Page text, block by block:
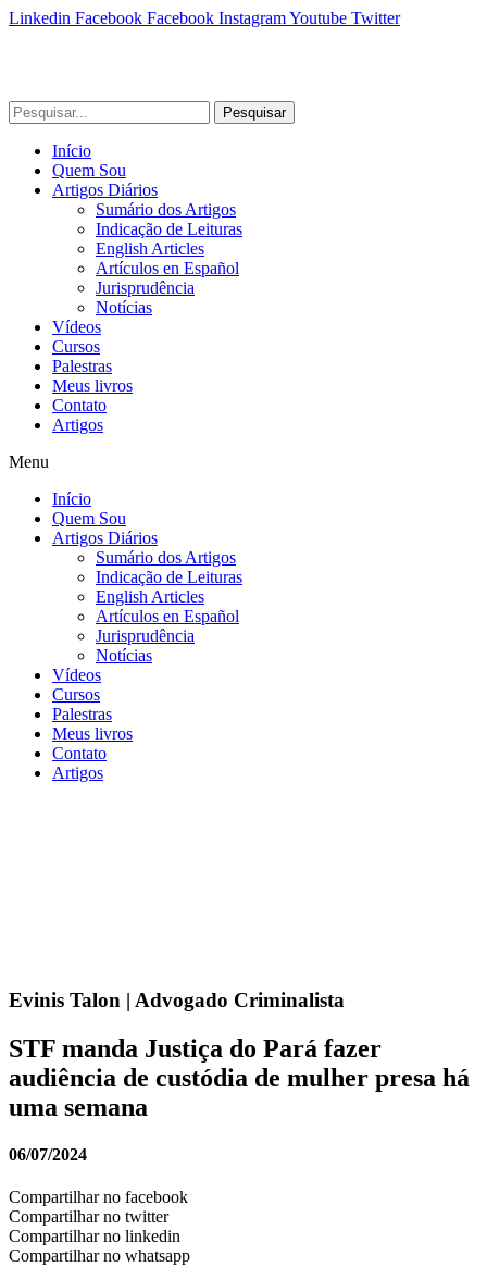
Linkedin Facebook Facebook InstagramYoutube Twitter
Pesquisar
Início
Quem Sou
Artigos Diários
Sumário dos Artigos
Indicação de Leituras
English Articles
Artículos en Español
Jurisprudência
Notícias
Vídeos
Cursos
Palestras
Meus livros
Contato
Artigos
Menu
Início
Quem Sou
Artigos Diários
Sumário dos Artigos
Indicação de Leituras
English Articles
Artículos en Español
Jurisprudência
Notícias
Vídeos
Cursos
Palestras
Meus livros
Contato
Artigos
Evinis Talon | Advogado Criminalista
STF manda Justiça do Pará fazer
audiência de custódia de mulher presa há
uma semana
06/07/2024
Compartilhar no facebook
Compartilhar no twitter
Compartilhar no linkedin
Compartilhar no whatsapp